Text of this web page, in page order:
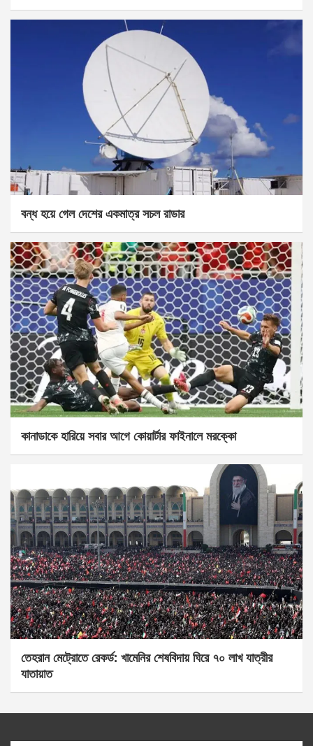
বন্ধ হয়ে গেল দেশের একমাত্র সচল রাডার
কানাডাকে হারিয়ে সবার আগে কোয়ার্টার ফাইনালে মরক্কো
তেহরান মেট্রোতে রেকর্ড: খামেনির শেষবিদায় ঘিরে ৭০ লাখ যাত্রীর
যাতায়াত